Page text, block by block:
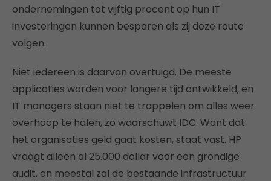
ondernemingen tot vijftig procent op hun IT
investeringen kunnen besparen als zij deze route
volgen.
Niet iedereen is daarvan overtuigd. De meeste
applicaties worden voor langere tijd ontwikkeld, en
IT managers staan niet te trappelen om alles weer
overhoop te halen, zo waarschuwt IDC. Want dat
het organisaties geld gaat kosten, staat vast. HP
vraagt alleen al 25.000 dollar voor een grondige
audit, en meestal zal de bestaande infrastructuur